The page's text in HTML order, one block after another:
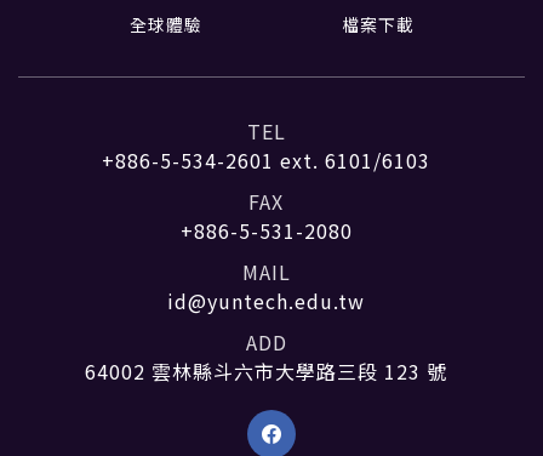
全球體驗
檔案下載
TEL
+886-5-534-2601 ext. 6101/6103
FAX
+886-5-531-2080
MAIL
id@yuntech.edu.tw
ADD
64002 雲林縣斗六市大學路三段 123 號